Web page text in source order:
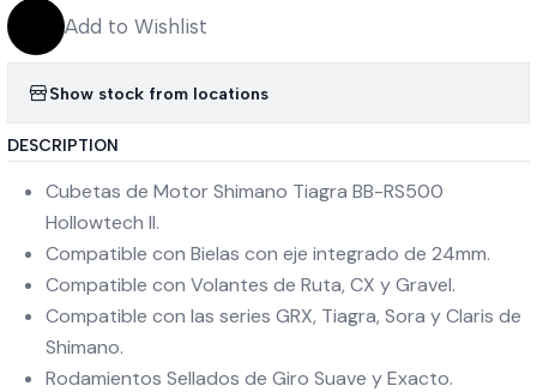
Add to Wishlist
Show stock from locations
DESCRIPTION
Cubetas de Motor Shimano Tiagra BB-RS500
Hollowtech II.
Compatible con Bielas con eje integrado de 24mm.
Compatible con Volantes de Ruta, CX y Gravel.
Compatible con las series GRX, Tiagra, Sora y Claris de
Shimano.
Rodamientos Sellados de Giro Suave y Exacto.